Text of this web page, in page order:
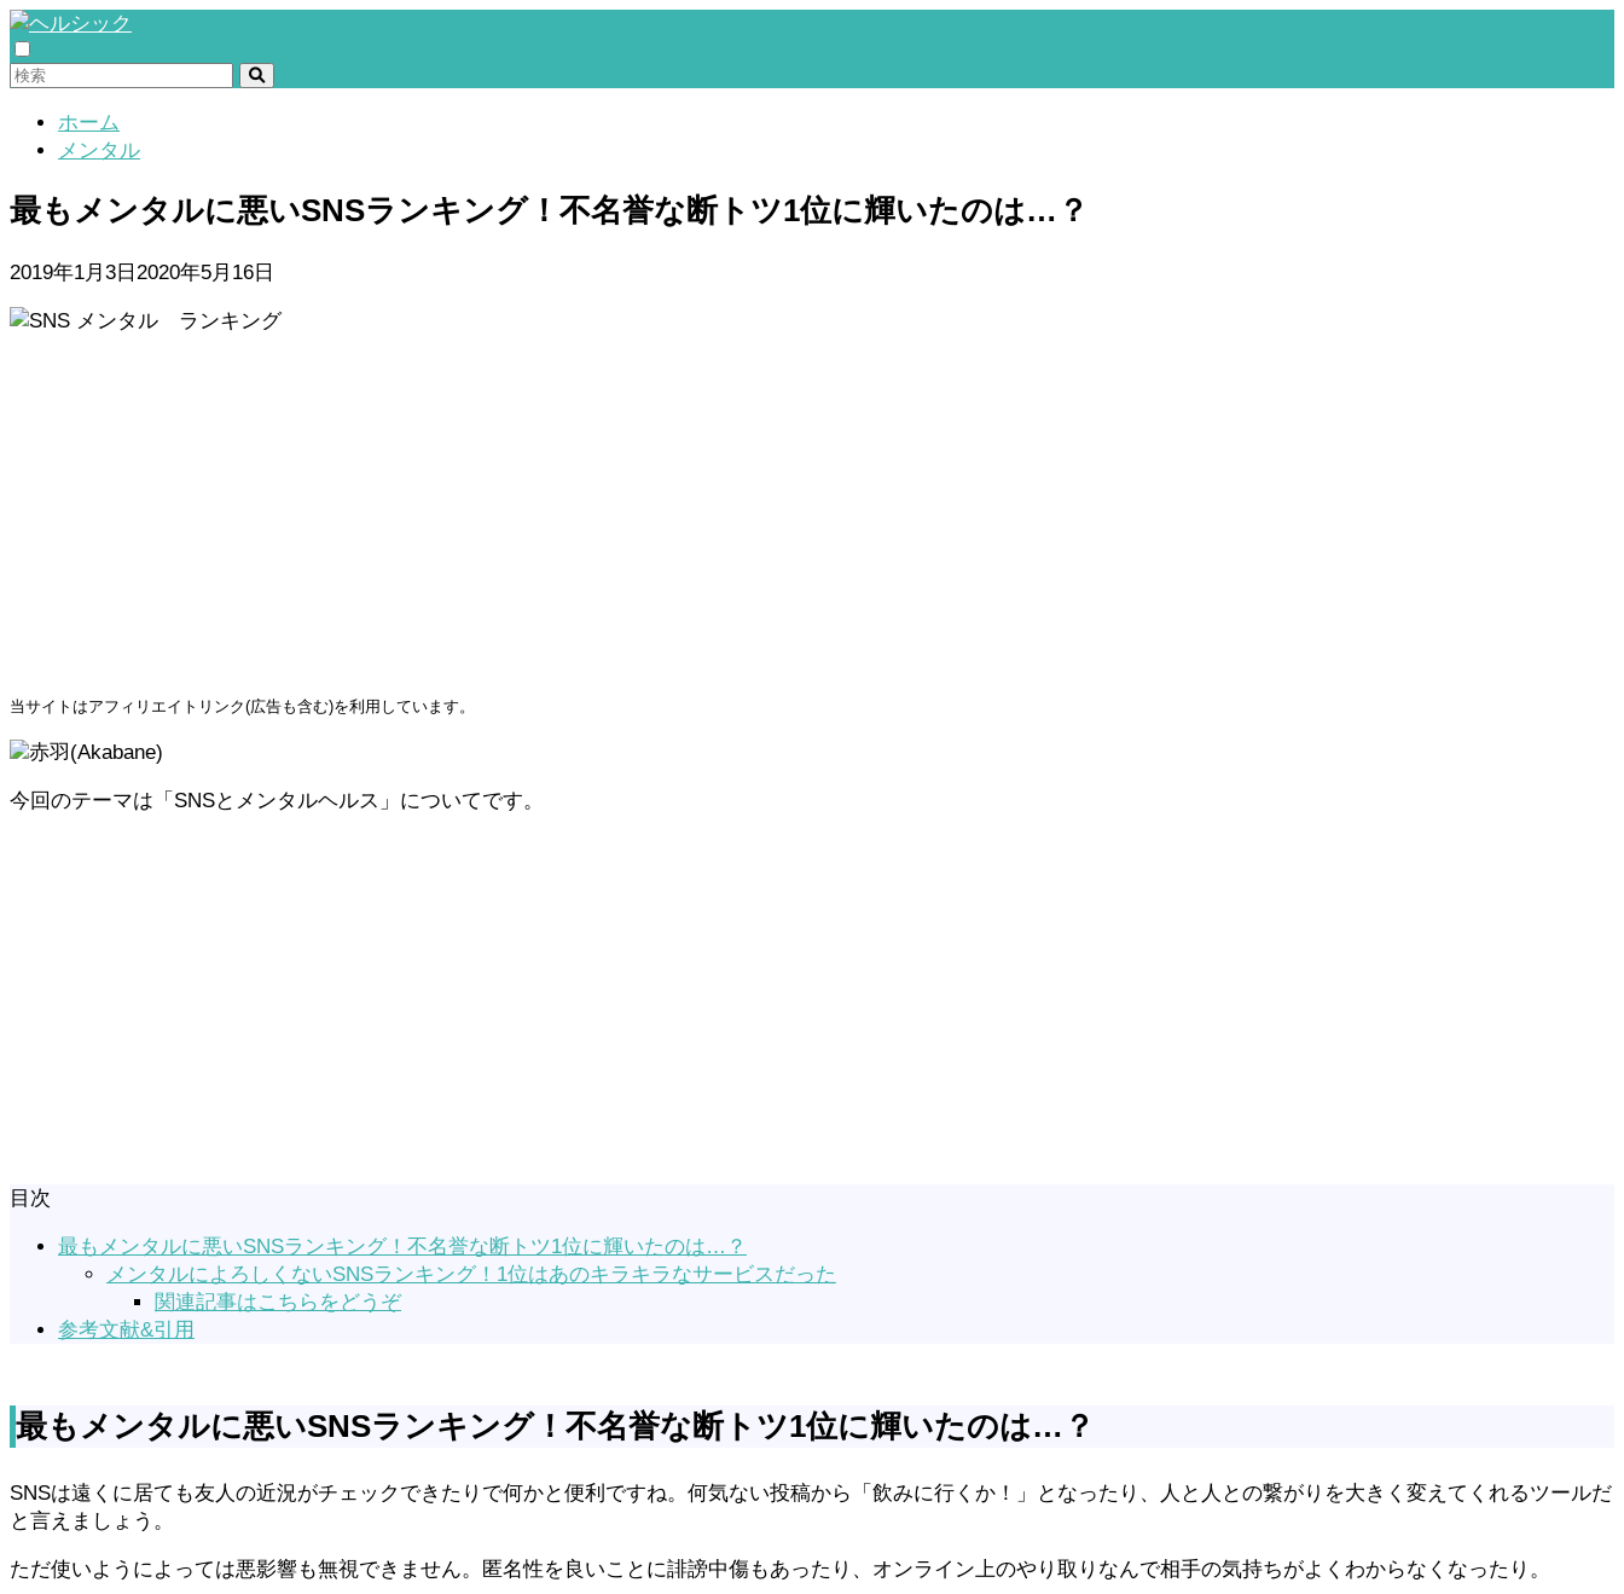
ホーム
メンタル
最もメンタルに悪いSNSランキング！不名誉な断トツ1位に輝いたのは…？
2019年1月3日 2020年5月16日
当サイトはアフィリエイトリンク(広告も含む)を利用しています。
赤羽(Akabane)
今回のテーマは「SNSとメンタルヘルス」についてです。
目次
最もメンタルに悪いSNSランキング！不名誉な断トツ1位に輝いたのは…？
メンタルによろしくないSNSランキング！1位はあのキラキラなサービスだった
関連記事はこちらをどうぞ
参考文献&引用
最もメンタルに悪いSNSランキング！不名誉な断トツ1位に輝いたのは…？
SNSは遠くに居ても友人の近況がチェックできたりで何かと便利ですね。何気ない投稿から「飲みに行くか！」となったり、人と人との繋がりを大きく変えてくれるツールだ
と言えましょう。
ただ使いようによっては悪影響も無視できません。匿名性を良いことに誹謗中傷もあったり、オンライン上のやり取りなんで相手の気持ちがよくわからなくなったり。